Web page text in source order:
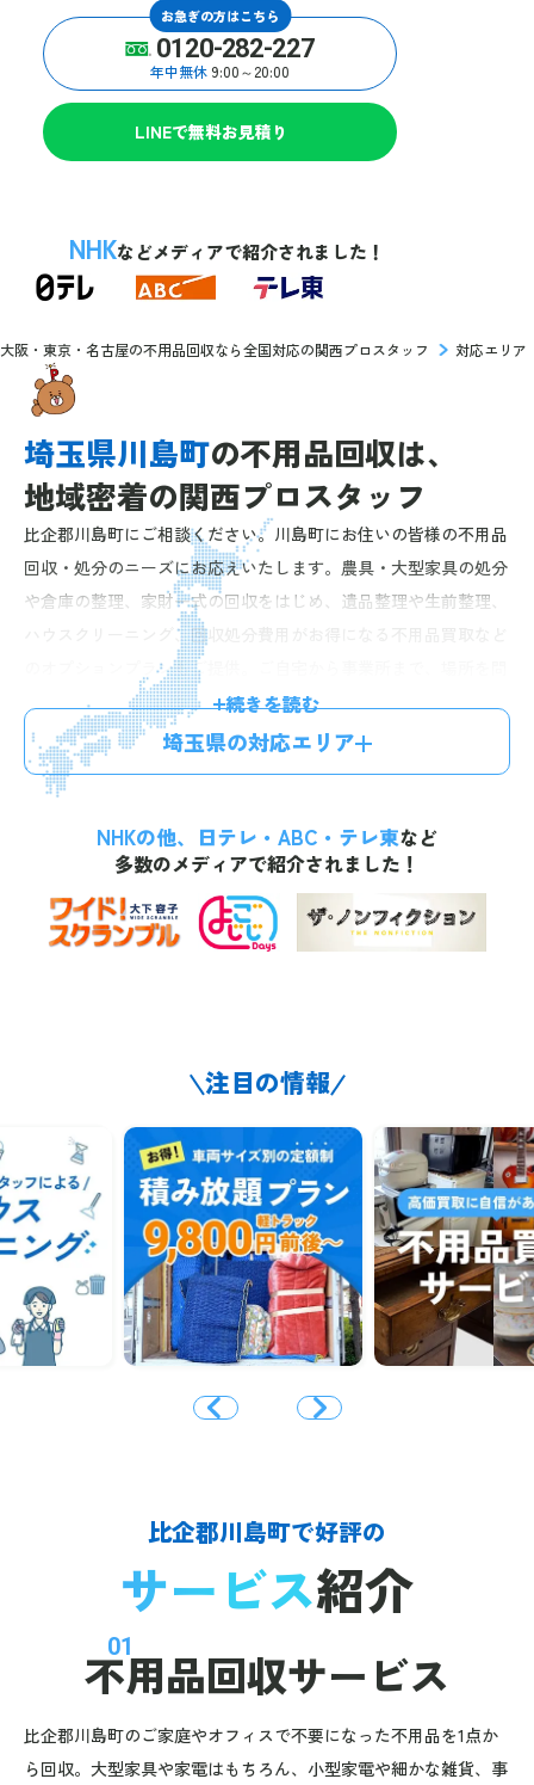
お急ぎの方はこちら
0120-282-227
年中無休 9:00～20:00
LINEで無料お見積り
NHKなどメディアで紹介されました！
大阪・東京・名古屋の不用品回収なら全国対応の関西プロスタッフ 対応エリア
埼玉県川島町の不用品回収は、
地域密着の関西プロスタッフ
比企郡川島町にご相談ください。川島町にお住いの皆様の不用品
回収・処分のニーズにお応えいたします。農具・大型家具の処分
や倉庫の整理、家財一式の回収をはじめ、遺品整理や生前整理、
ハウスクリーニング、回収処分費用がお得になる不用品買取など
のオプションプランもご提供。ご自宅から事業所まで、場所を問
わずご相談いただけます。お電話一本で最短60分、無料のお見積
りにお伺い。明確な料金体系で、お見積り後の追加料金はござい
ませんので、お気軽にお問い合わせください。
続きを読む
埼玉県の対応エリア
NHKの他、日テレ・ABC・テレ東など
多数のメディアで紹介されました！
注目の情報
比企郡川島町で好評の
サービス紹介
01
不用品回収サービス
比企郡川島町のご家庭やオフィスで不要になった不用品を1点か
ら回収。大型家具や家電はもちろん、小型家電や細かな雑貨、事